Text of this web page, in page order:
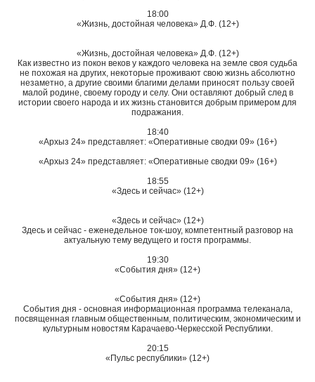
18:00
«Жизнь, достойная человека» Д.Ф. (12+)
«Жизнь, достойная человека» Д.Ф. (12+)
Как известно из покон веков у каждого человека на земле своя судьба
не похожая на других, некоторые проживают свою жизнь абсолютно
незаметно, а другие своими благими делами приносят пользу своей
малой родине, своему городу и селу. Они оставляют добрый след в
истории своего народа и их жизнь становится добрым примером для
подражания.
18:40
«Архыз 24» представляет: «Оперативные сводки 09» (16+)
«Архыз 24» представляет: «Оперативные сводки 09» (16+)
18:55
«Здесь и сейчас» (12+)
«Здесь и сейчас» (12+)
Здесь и сейчас - еженедельное ток-шоу, компетентный разговор на
актуальную тему ведущего и гостя программы.
19:30
«События дня» (12+)
«События дня» (12+)
События дня - основная информационная программа телеканала,
посвященная главным общественным, политическим, экономическим и
культурным новостям Карачаево-Черкесской Республики.
20:15
«Пульс республики» (12+)